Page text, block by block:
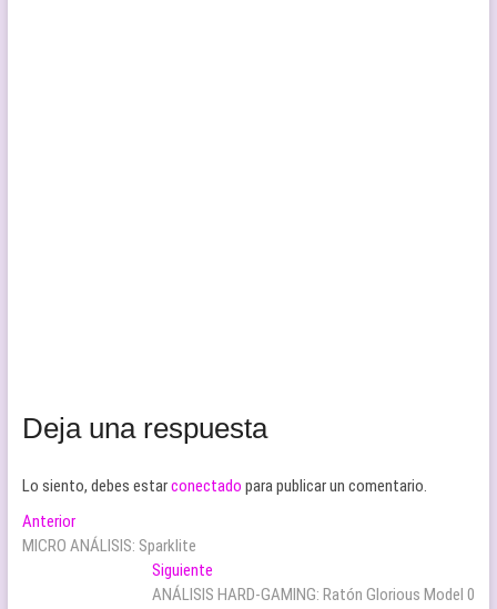
Deja una respuesta
Lo siento, debes estarconectado para publicar un comentario.
Navegación
de
AnteriorEntrada
anterior:
MICRO ANÁLISIS: Sparklite
Siguiente
siguiente:
ANÁLISIS HARD-GAMING: Ratón Glorious Model 0